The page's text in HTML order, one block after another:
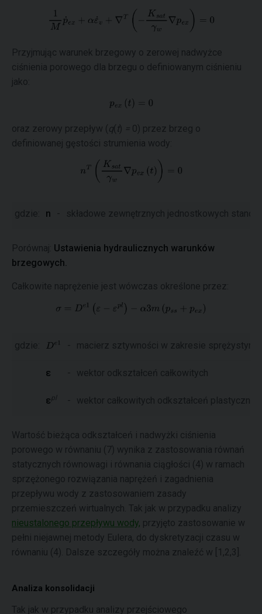
Przyjmując warunek brzegowy o zerowej nadwyżce
ciśnienia porowego dla brzegu o definiowanym ciśnieniu
jako:
oraz zerowy przepływ ( q( t)
0) przez brzeg o
definiowanej gęstości strumienia wody:
gdzie: n - składowe zewnętrznych jednostkowych
Porównaj: Ustawienia hydraulicznych warunków
brzegowych.
Całkowite naprężenie jest wówczas określone przez:
gdzie: - macierz sztywności w zakresie sprężystym
ε - wektor odkształceń całkowitych
εpl - wektor całkowitych odkształceń
Wartość bieżąca odkształceń i nadwyżki ciśnienia
porowego w równaniu (7) wynika z zastosowania równań
statycznych równowagi i równania ciągłości (4) w ramach
sprzężonego rozwiązania naprężeń i zagadnienia
przepływu wody z zastosowaniem zasady
przemieszczeń wirtualnych. Tak jak w przypadku analizy
nieustalonego przepływu wody, przyjęto zastosowanie w
pełni niejawnej metody Eulera, do dyskretyzacji czasu w
równaniu (4). Dalsze szczegóły można znaleźć w [1,2,3].
Analiza konsolidacji
Tak jak w przypadku analizy przejściowego